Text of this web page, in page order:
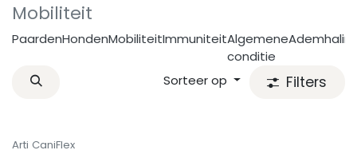
Mobiliteit
PaardenHondenMobiliteitImmuniteitAlgemene
conditie
Sorteer op Filters
Arti CaniFlex